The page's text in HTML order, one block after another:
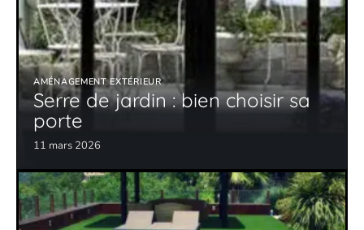
AMÉNAGEMENT EXTÉRIEUR
Serre de jardin : bien choisir sa
porte
11 mars 2026